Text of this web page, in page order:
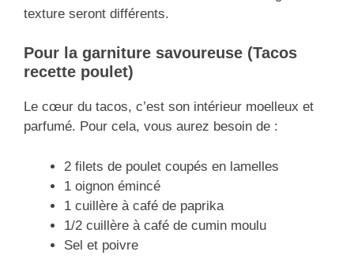
texture seront différents.
Pour la garniture savoureuse (Tacos
recette poulet)
Le cœur du tacos, c’est son intérieur moelleux et
parfumé. Pour cela, vous aurez besoin de :
2 filets de poulet coupés en lamelles
1 oignon émincé
1 cuillère à café de paprika
1/2 cuillère à café de cumin moulu
Sel et poivre